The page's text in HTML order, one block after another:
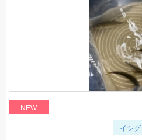
NEW
イシ